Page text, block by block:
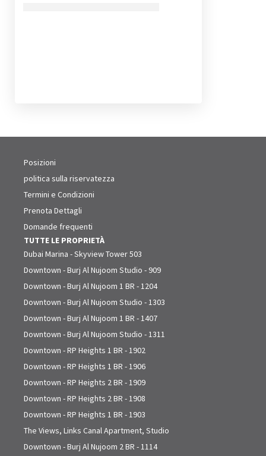
Posizioni
politica sulla riservatezza
Termini e Condizioni
Prenota Dettagli
Domande frequenti
TUTTE LE PROPRIETÀ
Dubai Marina - Skyview Tower 503
Downtown - Burj Al Nujoom Studio - 909
Downtown - Burj Al Nujoom 1 BR - 1204
Downtown - Burj Al Nujoom Studio - 1303
Downtown - Burj Al Nujoom 1 BR - 1407
Downtown - Burj Al Nujoom Studio - 1311
Downtown - RP Heights 1 BR - 1902
Downtown - RP Heights 1 BR - 1906
Downtown - RP Heights 2 BR - 1909
Downtown - RP Heights 2 BR - 1908
Downtown - RP Heights 1 BR - 1903
The Views, Links Canal Apartment, Studio
Downtown - Burj Al Nujoom 2 BR - 1114